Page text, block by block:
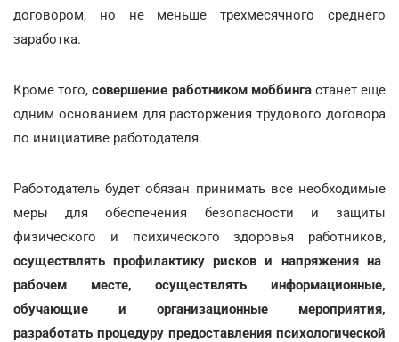
договором, но не меньше трехмесячного среднего
заработка.
Кроме того,совершение работником моббингастанет еще
одним основанием для расторжения трудового договора
по инициативе работодателя.
Работодатель будет обязан принимать все необходимые
меры для обеспечения безопасности и защиты
физического и психического здоровья работников,
осуществлять профилактику рисков и напряжения на
рабочем месте, осуществлять информационные,
обучающие и организационные мероприятия,
разработать процедуру предоставления психологической